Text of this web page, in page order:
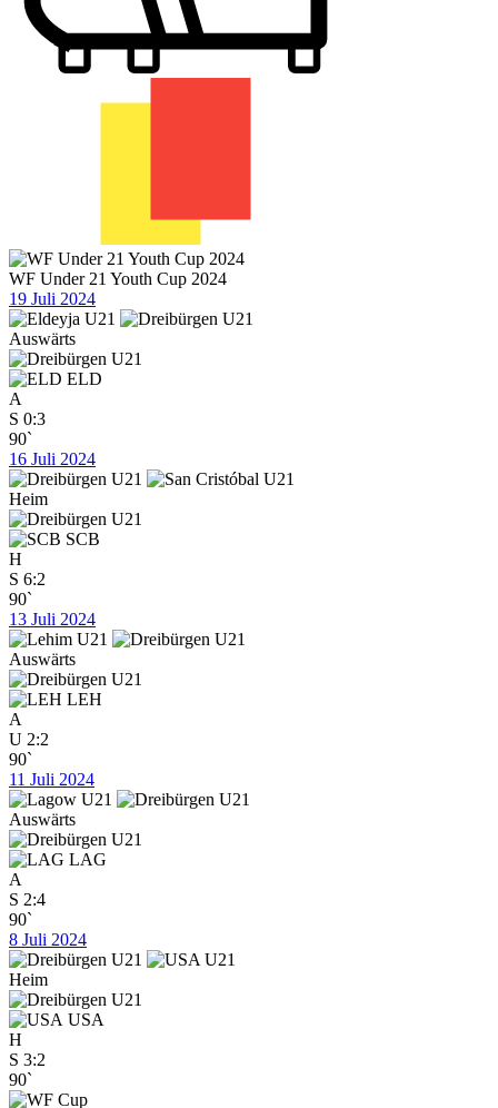
WF Under 21 Youth Cup 2024
19 Juli 2024
Auswärts
ELD
A
S 0:3
90`
16 Juli 2024
Heim
SCB
H
S 6:2
90`
13 Juli 2024
Auswärts
LEH
A
U 2:2
90`
11 Juli 2024
Auswärts
LAG
A
S 2:4
90`
8 Juli 2024
Heim
USA
H
S 3:2
90`